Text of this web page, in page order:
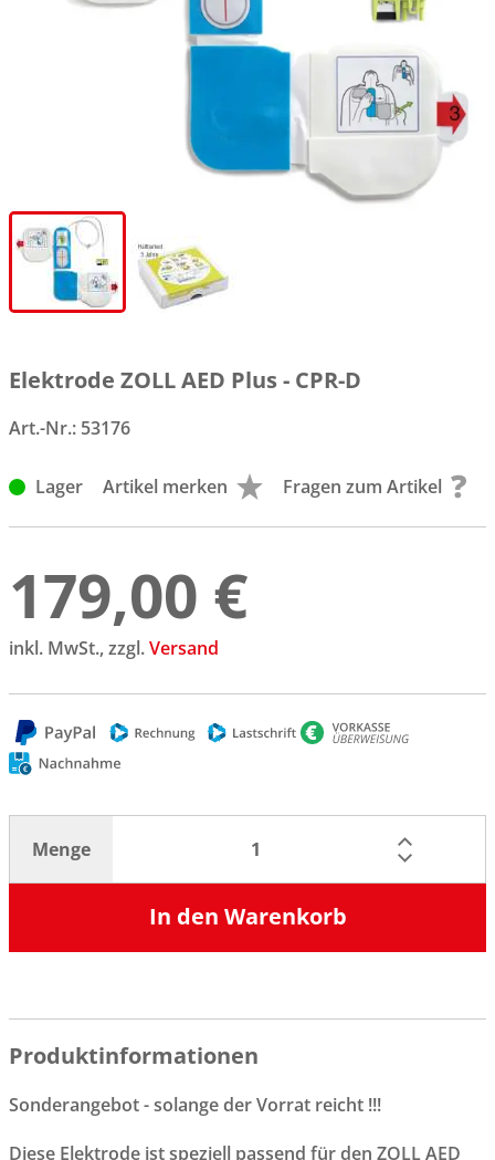
Elektrode ZOLL AED Plus - CPR-D
Art.-Nr.: 53176
Lager Artikel merken Fragen zum Artikel
179,00 €
inkl. MwSt., zzgl.Versand
Menge
In den Warenkorb
Produktinformationen
Sonderangebot - solange der Vorrat reicht !!!
Diese Elektrode ist speziell passend für den ZOLL AED